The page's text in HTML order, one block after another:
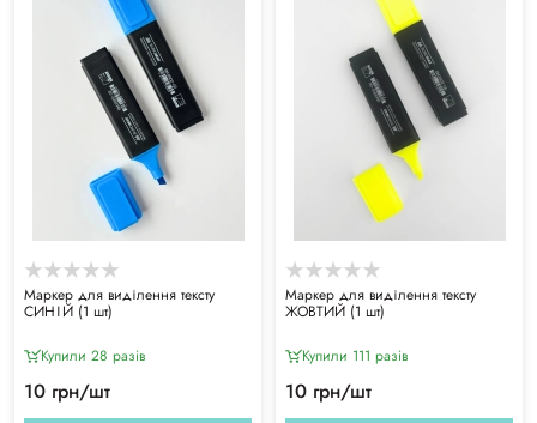
Маркер для виділення тексту
СИНІЙ (1 шт)
Купили 28 разiв
10 грн/шт
Маркер для виділення тексту
ЖОВТИЙ (1 шт)
Купили 111 разiв
10 грн/шт